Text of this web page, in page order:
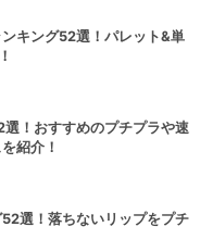
キング52選！パレット&単
！おすすめのプチプラや速
紹介！
選！落ちないリップをプチ